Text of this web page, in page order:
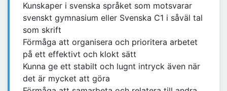
Kunskaper i svenska språket som motsvarar
svenskt gymnasium eller Svenska C1 i såväl tal
som skrift
Förmåga att organisera och prioritera arbetet
på ett effektivt och klokt sätt
Kunna ge ett stabilt och lugnt intryck även när
det är mycket att göra